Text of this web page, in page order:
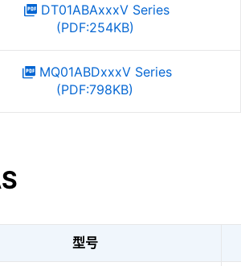
DT01ABAxxxV Series
(PDF:254KB)
MQ01ABDxxxV Series
(PDF:798KB)
型号